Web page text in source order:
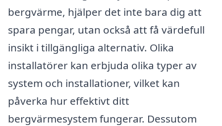
bergvärme, hjälper det inte bara dig att
spara pengar, utan också att få värdefull
insikt i tillgängliga alternativ. Olika
installatörer kan erbjuda olika typer av
system och installationer, vilket kan
påverka hur effektivt ditt
bergvärmesystem fungerar. Dessutom